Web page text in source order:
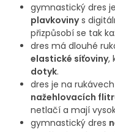
gymnastický dres
plavkovinys
přizpůsobí se tak
dres má dlouhé
elastické síťoviny,
dotyk.
dres je na
nažehlovacích
netlačí a mají
gymnastický dres